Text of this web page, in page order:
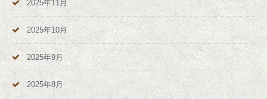
2025年11月
2025年10月
2025年9月
2025年8月